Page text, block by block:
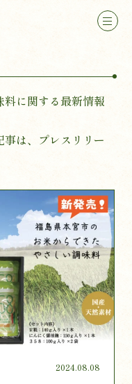
に関する最新情報
は、プレスリリー
2024.08.08